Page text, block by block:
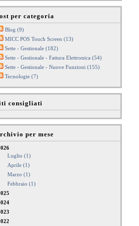
per categoria
Blog (9)
MICC POS Touch Screen (13)
Sette - Gestionale (182)
Sette - Gestionale - Fattura Elettronica (54)
Sette - Gestionale - Nuove Funzioni (155)
Tecnologie (7)
consigliati
per mese
Luglio (1)
Aprile (1)
Marzo (1)
Febbraio (1)